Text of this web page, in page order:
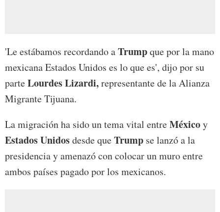
'Le estábamos recordando aTrumpque por la mano
mexicana Estados Unidos es lo que es', dijo por su
parteLourdes Lizardi,representante de la Alianza
Migrante Tijuana.
La migración ha sido un tema vital entreMéxicoy
Estados Unidosdesde queTrump se lanzó a la
presidencia y amenazó con colocar un muro entre
ambos países pagado por los mexicanos.